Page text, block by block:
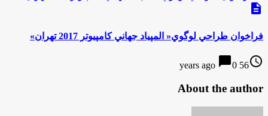
description
فراخوان طراحي لوگوي« المپياد جهاني كامپيوتر 2017 تهران»
access_time
56 years ago
chat_bubble0
About the author